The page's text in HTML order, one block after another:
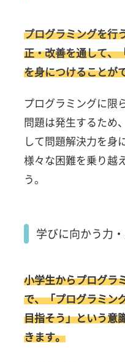
プログラミングを行
正・改善を通して、
を身につけることが
プログラミングに限
問題は発生するため
して 問題解決力を身
様々な困難を乗り越
う。
学びに向かう力
小学生からプログラ
で、「プログラミン
目指そう」という意
きます。